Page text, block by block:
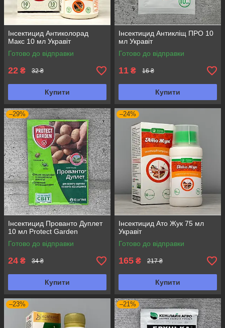
Інсектицид Антиколорад
Макс 10 мл Укравіт
Готово до відправки
22 ₴ 32 ₴
Купити
Інсектицид Антикліщ ПРО 10
мл Укравіт
Готово до відправки
11 ₴ 16 ₴
Купити
–29%
Інсектицид Прованто Дуплет
10 мл Protect Garden
Готово до відправки
24 ₴ 34 ₴
Купити
–24%
Інсектицид Ато Жук 75 мл
Укравіт
Готово до відправки
165 ₴ 217 ₴
Купити
–23% –21%